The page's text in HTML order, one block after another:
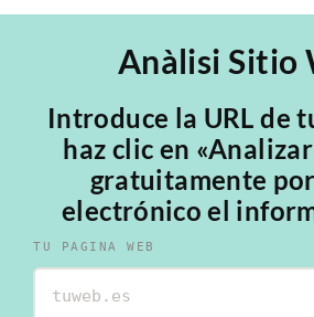
Anàlisi Sitio
Introduce la URL de
haz clic en
gratuitamente
electrónico el
TU PAGINA WEB